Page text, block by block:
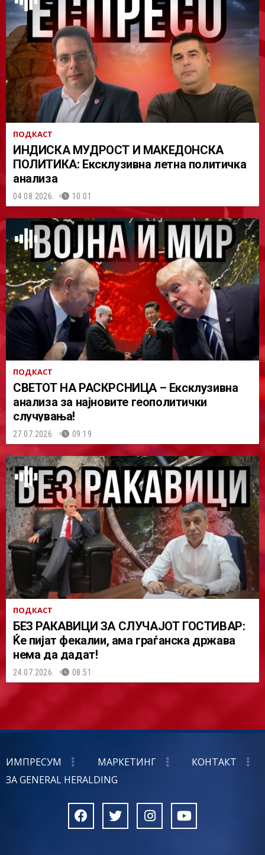
АСТ
ПОДКАСТ
ИНДИСКА МУДРОСТ И МАКЕДОНСКА
ПОЛИТИКА: Ексклузивна летна политичка
анализа
04.08.2026. 10:01
ПОДКАСТ
СВЕТОТ НА РАСКРСНИЦА – Ексклузивна
анализа за најновите геополитички
случувања!
27.07.2026. 09:19
ПОДКАСТ
БЕЗ РАКАВИЦИ ЗА СЛУЧАЈОТ ГОСТИВАР:
Ќе пијат фекалии, ама граѓанска држава
нема да дадат!
24.07.2026. 08:51
ИМПРЕСУМ МАРКЕТИНГ
КОНТАКТ
ЗА GENERAL HERALDING